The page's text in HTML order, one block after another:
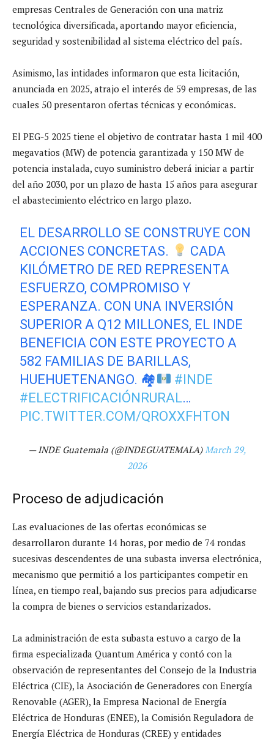
empresas Centrales de Generación con una matriz
tecnológica diversificada, aportando mayor eficiencia,
seguridad y sostenibilidad al sistema eléctrico del país.
Asimismo, las intidades informaron que esta licitación,
anunciada en 2025, atrajo el interés de 59 empresas, de las
cuales 50 presentaron ofertas técnicas y económicas.
El PEG-5 2025 tiene el objetivo de contratar hasta 1 mil 400
megavatios (MW) de potencia garantizada y 150 MW de
potencia instalada, cuyo suministro deberá iniciar a partir
del año 2030, por un plazo de hasta 15 años para asegurar
el abastecimiento eléctrico en largo plazo.
EL DESARROLLO SE CONSTRUYE CON
ACCIONES CONCRETAS.
CADA
KILÓMETRO DE RED REPRESENTA
ESFUERZO, COMPROMISO Y
ESPERANZA. CON UNA INVERSIÓN
SUPERIOR A Q12 MILLONES, EL INDE
BENEFICIA CON ESTE PROYECTO A
582 FAMILIAS DE BARILLAS,
HUEHUETENANGO. 🏘
#INDE
#ELECTRIFICACIÓNRURAL…
PIC.TWITTER.COM/QROXXFHTON
— INDE Guatemala (@INDEGUATEMALA) March 29,
2026
Proceso de adjudicación
Las evaluaciones de las ofertas económicas se
desarrollaron durante 14 horas, por medio de 74 rondas
sucesivas descendentes de una subasta inversa electrónica,
mecanismo que permitió a los participantes competir en
línea, en tiempo real, bajando sus precios para adjudicarse
la compra de bienes o servicios estandarizados.
La administración de esta subasta estuvo a cargo de la
firma especializada Quantum América y contó con la
observación de representantes del Consejo de la Industria
Eléctrica (CIE), la Asociación de Generadores con Energía
Renovable (AGER), la Empresa Nacional de Energía
Eléctrica de Honduras (ENEE), la Comisión Reguladora de
Energía Eléctrica de Honduras (CREE) y entidades